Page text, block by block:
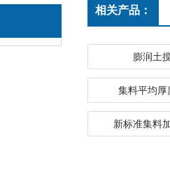
相关产品：
膨润土
集料平均厚
新标准集料